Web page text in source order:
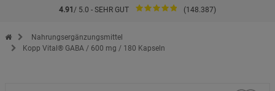
4.91 / 5.0 - SEHR GUT (148.387)
Zur Startseite des Kopp Verlag Online-Shop
Nahrungsergänzungsmittel
Kopp Vital® GABA / 600 mg / 180 Kapseln